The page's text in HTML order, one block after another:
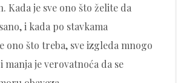
Kada je sve ono što želite da
i kada po stavkama
ono što treba, sve izgleda mnogo
manja je verovatnoća da se